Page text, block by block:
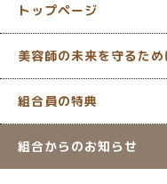
トップページ
美容師の未来を守るため
組合員の特典
組合からのお知らせ